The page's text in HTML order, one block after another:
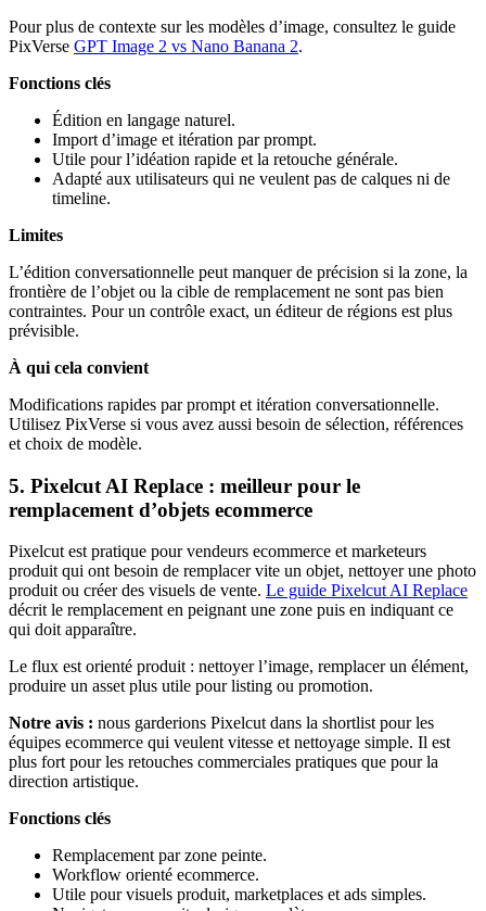
Pour plus de contexte sur les modèles d’image, consultez le guide
PixVerse GPT Image 2 vs Nano Banana 2.
Fonctions clés
Édition en langage naturel.
Import d’image et itération par prompt.
Utile pour l’idéation rapide et la retouche générale.
Adapté aux utilisateurs qui ne veulent pas de calques ni de
timeline.
Limites
L’édition conversationnelle peut manquer de précision si la zone, la
frontière de l’objet ou la cible de remplacement ne sont pas bien
contraintes. Pour un contrôle exact, un éditeur de régions est plus
prévisible.
À qui cela convient
Modifications rapides par prompt et itération conversationnelle.
Utilisez PixVerse si vous avez aussi besoin de sélection, références
et choix de modèle.
5. Pixelcut AI Replace : meilleur pour le
remplacement d’objets ecommerce
Pixelcut est pratique pour vendeurs ecommerce et marketeurs
produit qui ont besoin de remplacer vite un objet, nettoyer une photo
produit ou créer des visuels de vente. Le guide Pixelcut AI Replace
décrit le remplacement en peignant une zone puis en indiquant ce
qui doit apparaître.
Le flux est orienté produit : nettoyer l’image, remplacer un élément,
produire un asset plus utile pour listing ou promotion.
Notre avis : nous garderions Pixelcut dans la shortlist pour les
équipes ecommerce qui veulent vitesse et nettoyage simple. Il est
plus fort pour les retouches commerciales pratiques que pour la
direction artistique.
Fonctions clés
Remplacement par zone peinte.
Workflow orienté ecommerce.
Utile pour visuels produit, marketplaces et ads simples.